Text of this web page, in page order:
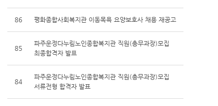
86 평화종합사회복지관 이동목욕 요양보호사 채용 재공고
85
파주운정다누림노인종합복지관 직원(총무과장)모집
최종합격자 발표
84
파주운정다누림노인종합복지관 직원(총무과장)모집
서류전형 합격자 발표